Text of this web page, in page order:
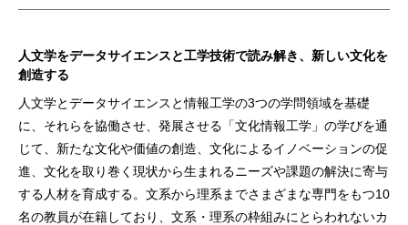
人文学をデータサイエンスと工学技術で読み解き、新しい文化を
創造する
人文学とデータサイエンスと情報工学の3つの学問領域を基礎
に、それらを協働させ、発展させる「文化情報工学」の学びを通
じて、新たな文化や価値の創造、文化によるイノベーションの促
進、文化を取り巻く現状から生まれるニーズや課題の解決に寄与
する人材を育成する。文系から理系までさまざまな専門をもつ10
名の教員が在籍しており、文系・理系の枠組みにとらわれないカ